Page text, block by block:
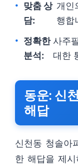
맞춤 상
담:
개인
행합
정확한
분석:
사주
대한
동운: 신
해답
신천동 청솔아
한 해답을 제